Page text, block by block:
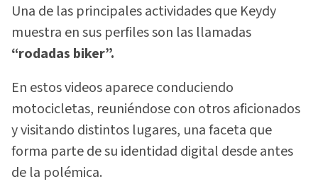
Una de las principales actividades que Keydy
muestra en sus perfiles son las llamadas
“rodadas biker”.
En estos videos aparece conduciendo
motocicletas, reuniéndose con otros aficionados
y visitando distintos lugares, una faceta que
forma parte de su identidad digital desde antes
de la polémica.